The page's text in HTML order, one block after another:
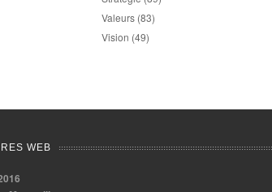
Valeurs (83)
Vision (49)
WEB